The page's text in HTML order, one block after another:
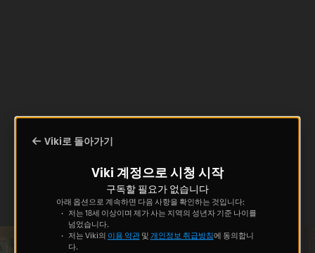
Viki로 돌아가기
Viki 계정으로 시청 시작
구독할 필요가 없습니다
아래 옵션으로 계속하면 다음 사항을 확인하는 것입니다:
저는 18세 이상이며 제가 사는 지역의 성년자 기준 나이를
넘었습니다.
저는 Viki의 이용 약관및 개인정보 취급방침에 동의합니
다.